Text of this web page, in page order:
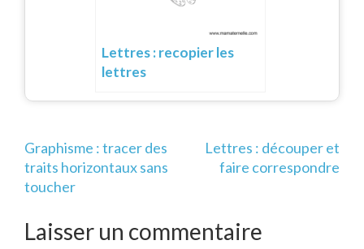
Lettres : recopier les
lettres
Navigation
de
l’article
Graphisme : tracer des
traits horizontaux sans
toucher
Lettres : découper et
faire correspondre
Laisser un commentaire